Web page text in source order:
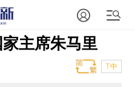
主席朱马里
T中